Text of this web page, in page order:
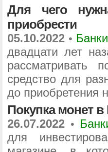
Для чего
приобрести
05.10.2022 •
двадцати лет
рассматривать
средство для
до приобретения
Покупка монет
26.07.2022 •
для